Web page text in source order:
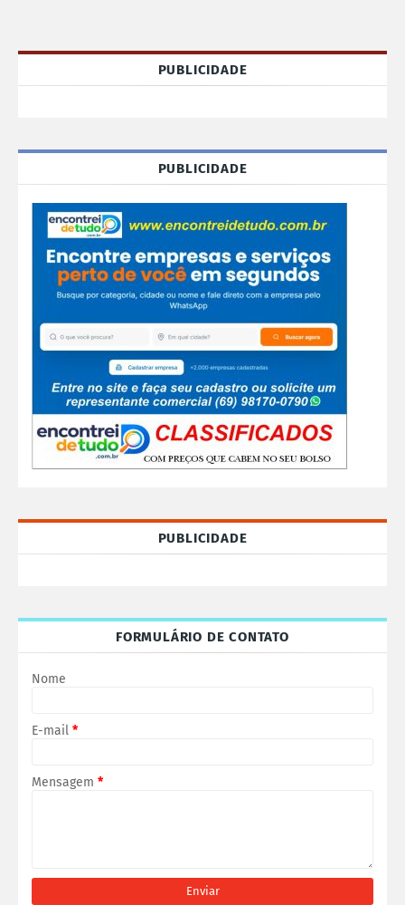
PUBLICIDADE
PUBLICIDADE
PUBLICIDADE
FORMULÁRIO DE CONTATO
Nome
E-mail *
Mensagem *